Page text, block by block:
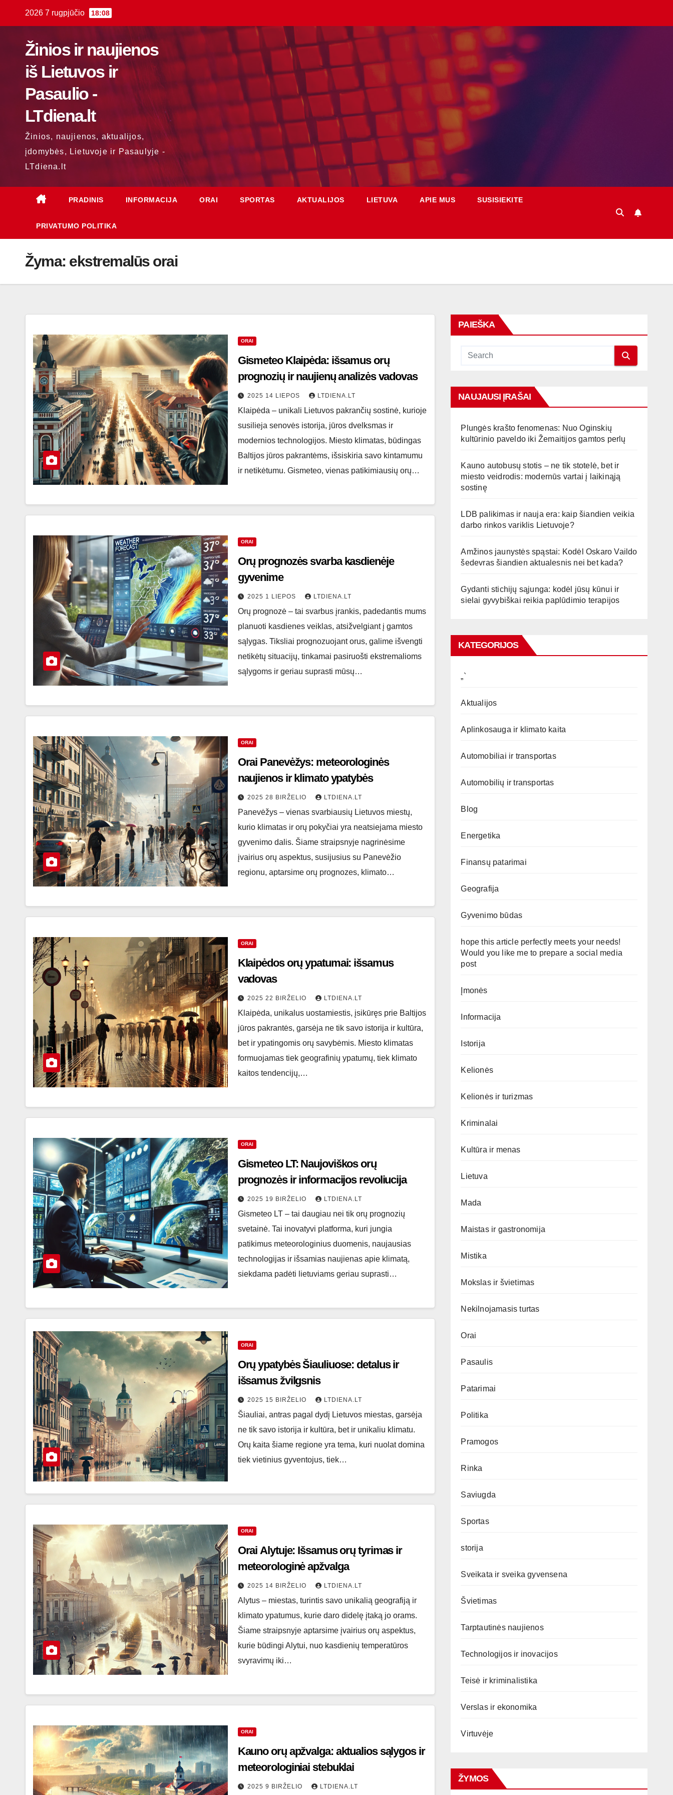
2026 7 rugpjūčio 18:08
Žinios ir naujienos
iš Lietuvos ir
Pasaulio -
LTdiena.lt
Žinios, naujienos, aktualijos,
įdomybės, Lietuvoje ir Pasaulyje -
LTdiena.lt
PRADINIS INFORMACIJA ORAI SPORTAS AKTUALIJOS LIETUVA APIE MUS SUSISIEKITE
PRIVATUMO POLITIKA
Žyma: ekstremalūs orai
ORAI
Gismeteo Klaipėda: išsamus orų
prognozių ir naujienų analizės vadovas
2025 14 LIEPOS LTDIENA.LT
Klaipėda – unikali Lietuvos pakrančių sostinė, kurioje
susilieja senovės istorija, jūros dvelksmas ir
modernios technologijos. Miesto klimatas, būdingas
Baltijos jūros pakrantėms, išsiskiria savo kintamumu
ir netikėtumu. Gismeteo, vienas patikimiausių orų…
ORAI
Orų prognozės svarba kasdienėje
gyvenime
2025 1 LIEPOS LTDIENA.LT
Orų prognozė – tai svarbus įrankis, padedantis mums
planuoti kasdienes veiklas, atsižvelgiant į gamtos
sąlygas. Tiksliai prognozuojant orus, galime išvengti
netikėtų situacijų, tinkamai pasiruošti ekstremalioms
sąlygoms ir geriau suprasti mūsų…
ORAI
Orai Panevėžys: meteorologinės
naujienos ir klimato ypatybės
2025 28 BIRŽELIO LTDIENA.LT
Panevėžys – vienas svarbiausių Lietuvos miestų,
kurio klimatas ir orų pokyčiai yra neatsiejama miesto
gyvenimo dalis. Šiame straipsnyje nagrinėsime
įvairius orų aspektus, susijusius su Panevėžio
regionu, aptarsime orų prognozes, klimato…
ORAI
Klaipėdos orų ypatumai: išsamus
vadovas
2025 22 BIRŽELIO LTDIENA.LT
Klaipėda, unikalus uostamiestis, įsikūręs prie Baltijos
jūros pakrantės, garsėja ne tik savo istorija ir kultūra,
bet ir ypatingomis orų savybėmis. Miesto klimatas
formuojamas tiek geografinių ypatumų, tiek klimato
kaitos tendencijų,…
ORAI
Gismeteo LT: Naujoviškos orų
prognozės ir informacijos revoliucija
2025 19 BIRŽELIO LTDIENA.LT
Gismeteo LT – tai daugiau nei tik orų prognozių
svetainė. Tai inovatyvi platforma, kuri jungia
patikimus meteorologinius duomenis, naujausias
technologijas ir išsamias naujienas apie klimatą,
siekdama padėti lietuviams geriau suprasti…
ORAI
Orų ypatybės Šiauliuose: detalus ir
išsamus žvilgsnis
2025 15 BIRŽELIO LTDIENA.LT
Šiauliai, antras pagal dydį Lietuvos miestas, garsėja
ne tik savo istorija ir kultūra, bet ir unikaliu klimatu.
Orų kaita šiame regione yra tema, kuri nuolat domina
tiek vietinius gyventojus, tiek…
ORAI
Orai Alytuje: Išsamus orų tyrimas ir
meteorologinė apžvalga
2025 14 BIRŽELIO LTDIENA.LT
Alytus – miestas, turintis savo unikalią geografiją ir
klimato ypatumus, kurie daro didelę įtaką jo orams.
Šiame straipsnyje aptarsime įvairius orų aspektus,
kurie būdingi Alytui, nuo kasdienių temperatūros
svyravimų iki…
ORAI
Kauno orų apžvalga: aktualios sąlygos ir
meteorologiniai stebuklai
2025 9 BIRŽELIO LTDIENA.LT
PAIEŠKA
NAUJAUSI ĮRAŠAI
Plungės krašto fenomenas: Nuo Oginskių
kultūrinio paveldo iki Žemaitijos gamtos perlų
Kauno autobusų stotis – ne tik stotelė, bet ir
miesto veidrodis: modernūs vartai į laikinąją
sostinę
LDB palikimas ir nauja era: kaip šiandien veikia
darbo rinkos variklis Lietuvoje?
Amžinos jaunystės spąstai: Kodėl Oskaro Vaildo
šedevras šiandien aktualesnis nei bet kada?
Gydanti stichijų sąjunga: kodėl jūsų kūnui ir
sielai gyvybiškai reikia paplūdimio terapijos
KATEGORIJOS
„`
Aktualijos
Aplinkosauga ir klimato kaita
Automobiliai ir transportas
Automobilių ir transportas
Blog
Energetika
Finansų patarimai
Geografija
Gyvenimo būdas
hope this article perfectly meets your needs!
Would you like me to prepare a social media
post
Įmonės
Informacija
Istorija
Kelionės
Kelionės ir turizmas
Kriminalai
Kultūra ir menas
Lietuva
Mada
Maistas ir gastronomija
Mistika
Mokslas ir švietimas
Nekilnojamasis turtas
Orai
Pasaulis
Patarimai
Politika
Pramogos
Rinka
Saviugda
Sportas
storija
Sveikata ir sveika gyvensena
Švietimas
Tarptautinės naujienos
Technologijos ir inovacijos
Teisė ir kriminalistika
Verslas ir ekonomika
Virtuvėje
ŽYMOS